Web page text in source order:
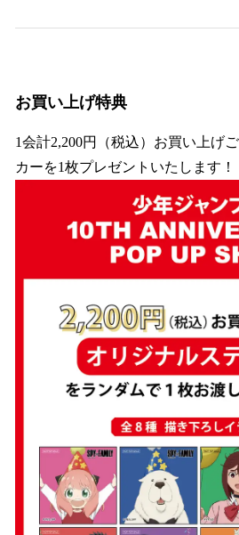
お買い上げ特典
1会計2,200円（税込）お買い上げ
カーを1枚プレゼントいたします！